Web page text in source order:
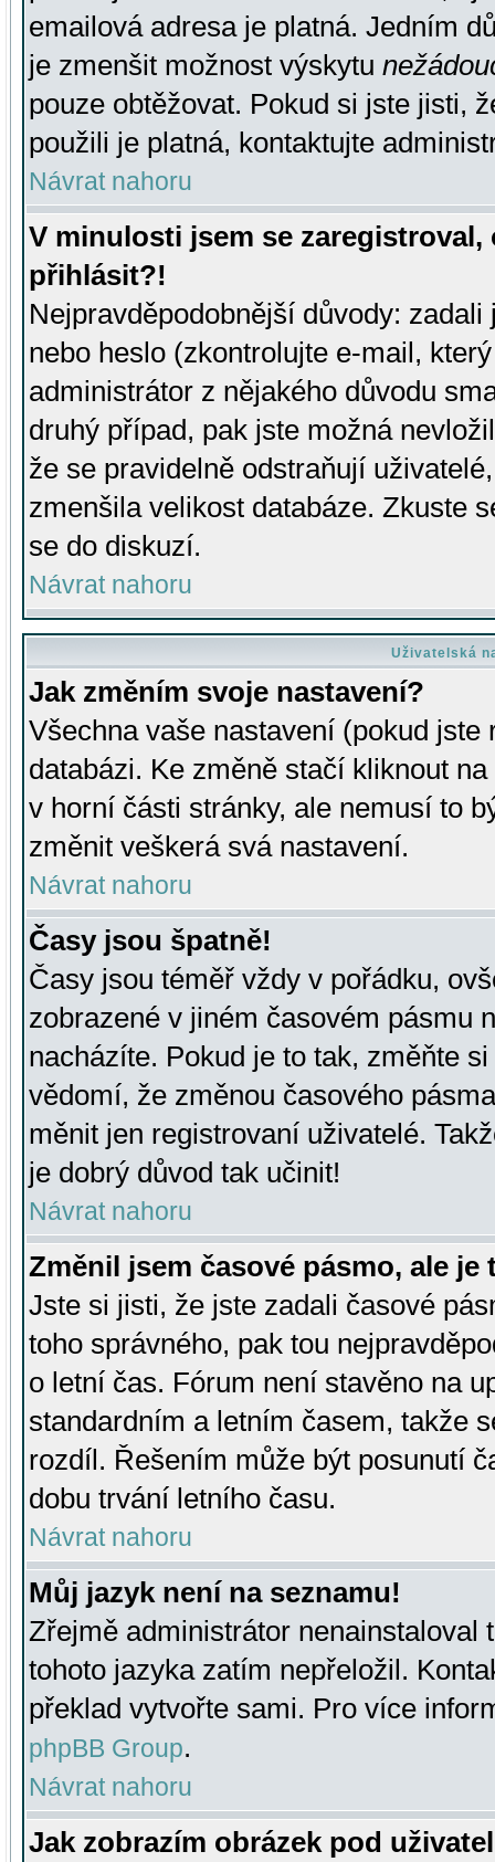
emailová adresa je platná. Jedním
je zmenšit možnost výskytu
pouze obtěžovat. Pokud si jste jisti,
použili je platná, kontaktujte
Návrat nahoru
V minulosti jsem se
přihlásit?!
Nejpravděpodobnější důvody:
nebo heslo (zkontrolujte e-mail,
administrátor z nějakého důvodu
druhý případ, pak jste možná
že se pravidelně odstraňují
zmenšila velikost databáze. Zkuste
se do diskuzí.
Návrat nahoru
Uživatelská
Jak změním svoje nastavení?
Všechna vaše nastavení (pokud
databázi. Ke změně stačí kliknout
v horní části stránky, ale nemusí to
změnit veškerá svá nastavení.
Návrat nahoru
Časy jsou špatně!
Časy jsou téměř vždy v pořádku,
zobrazené v jiném časovém pásmu
nacházíte. Pokud je to tak, změňte
vědomí, že změnou časového
měnit jen registrovaní uživatelé.
je dobrý důvod tak učinit!
Návrat nahoru
Změnil jsem časové pásmo, ale je
Jste si jisti, že jste zadali časové
toho správného, pak tou
o letní čas. Fórum není stavěno na
standardním a letním časem, takže
rozdíl. Řešením může být posunutí
dobu trvání letního času.
Návrat nahoru
Můj jazyk není na seznamu!
Zřejmě administrátor nenainstaloval
tohoto jazyka zatím nepřeložil.
překlad vytvořte sami. Pro více
phpBB Group.
Návrat nahoru
Jak zobrazím obrázek pod